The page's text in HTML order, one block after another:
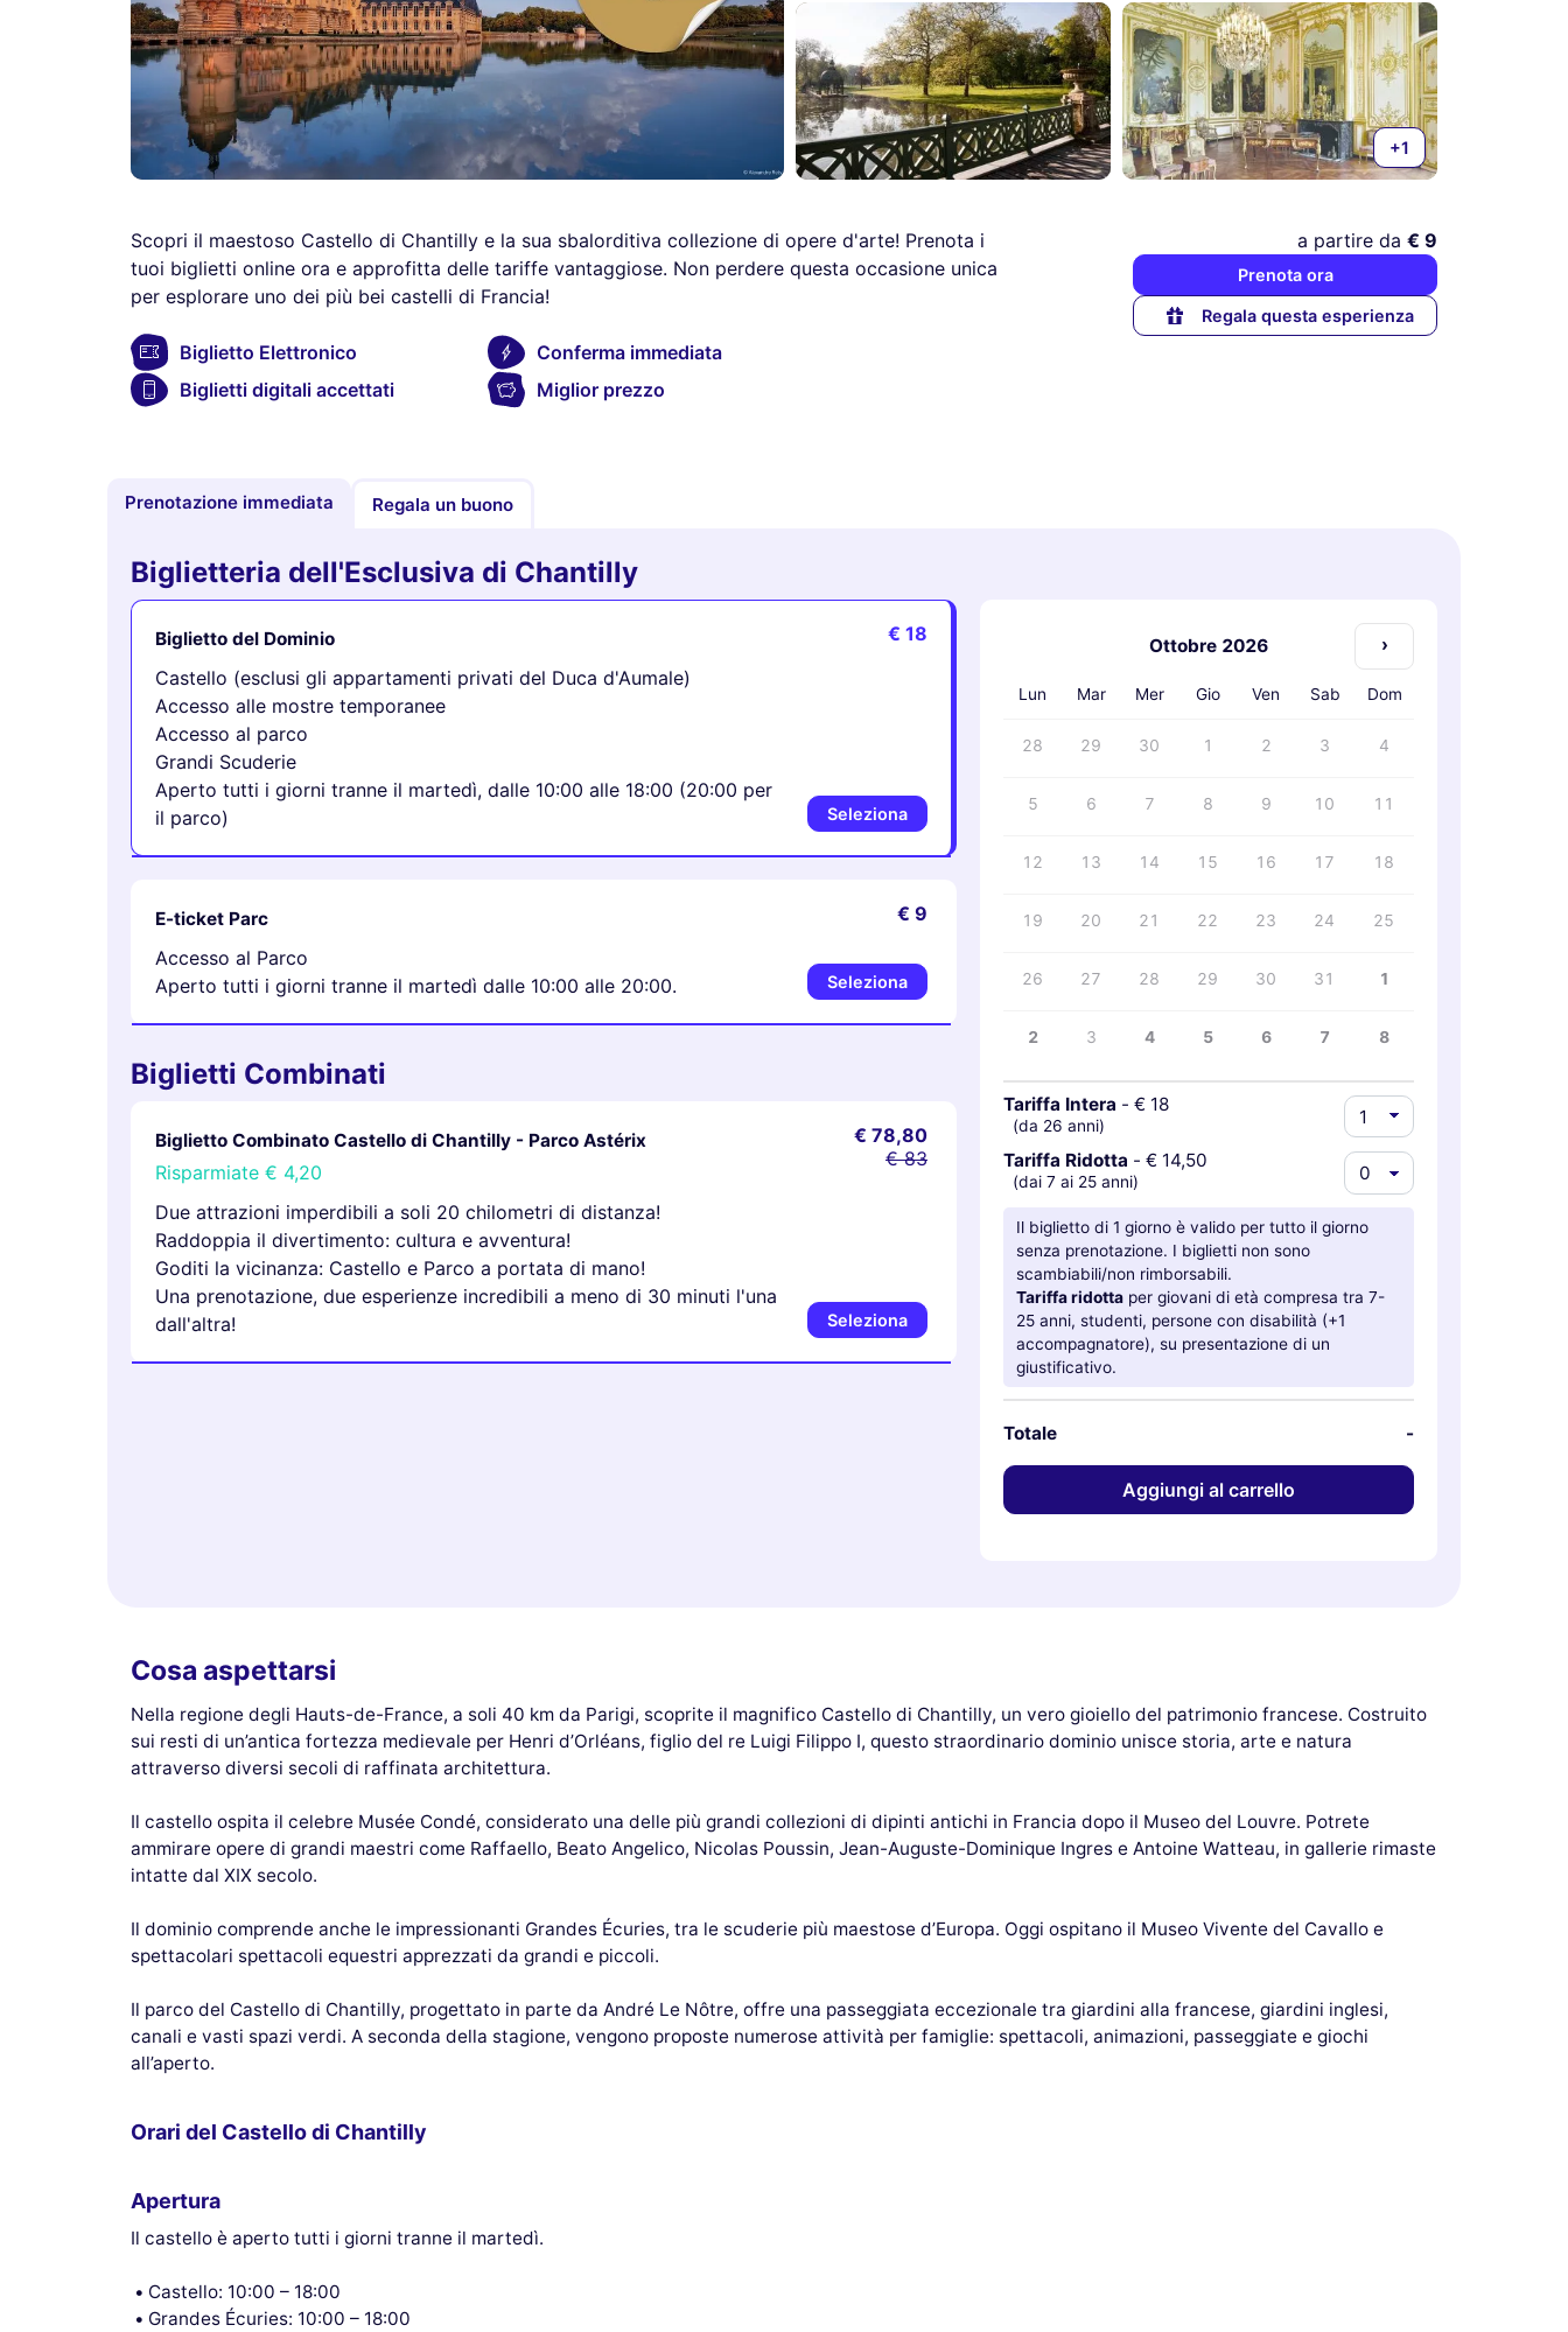
+1
Scopri il maestoso Castello di Chantilly e la sua sbalorditiva collezione di opere d'arte! Prenota i
tuoi biglietti online ora e approfitta delle tariffe vantaggiose. Non perdere questa occasione unica
per esplorare uno dei più bei castelli di Francia!
Biglietto Elettronico
Conferma immediata
Biglietti digitali accettati
Miglior prezzo
a partire da € 9
Prenota ora
Regala questa esperienza
Prenotazione immediata Regala un buono
Biglietteria dell'Esclusiva di Chantilly
Biglietto del Dominio
Castello (esclusi gli appartamenti privati ​​del Duca d'Aumale)
Accesso alle mostre temporanee
Accesso al parco
Grandi Scuderie
Aperto tutti i giorni tranne il martedì, dalle 10:00 alle 18:00 (20:00 per
il parco)
€ 18
Seleziona
E-ticket Parc
Accesso al Parco
Aperto tutti i giorni tranne il martedì dalle 10:00 alle 20:00.
€ 9
Seleziona
Biglietti Combinati
Biglietto Combinato Castello di Chantilly - Parco Astérix
Risparmiate € 4,20
Due attrazioni imperdibili a soli 20 chilometri di distanza!
Raddoppia il divertimento: cultura e avventura!
Goditi la vicinanza: Castello e Parco a portata di mano!
Una prenotazione, due esperienze incredibili a meno di 30 minuti l'una
dall'altra!
€ 78,80
€ 83
Seleziona
Ottobre 2026 ›
Lun Mar Mer Gio Ven Sab Dom
28 29 30 1 2 3 4
5 6 7 8 9 10 11
12 13 14 15 16 17 18
19 20 21 22 23 24 25
26 27 28 29 30 31 1
2 3 4 5 6 7 8
Tariffa Intera - € 18
(da 26 anni)
Tariffa Ridotta - € 14,50
(dai 7 ai 25 anni)
Il biglietto di 1 giorno è valido per tutto il giorno
senza prenotazione. I biglietti non sono
scambiabili/non rimborsabili.
Tariffa ridotta per giovani di età compresa tra 7-
25 anni, studenti, persone con disabilità (+1
accompagnatore), su presentazione di un
giustificativo.
Totale -
Aggiungi al carrello
Cosa aspettarsi
Nella regione degli Hauts-de-France, a soli 40 km da Parigi, scoprite il magnifico Castello di Chantilly, un vero gioiello del patrimonio francese. Costruito
sui resti di un’antica fortezza medievale per Henri d’Orléans, figlio del re Luigi Filippo I, questo straordinario dominio unisce storia, arte e natura
attraverso diversi secoli di raffinata architettura.
Il castello ospita il celebre Musée Condé, considerato una delle più grandi collezioni di dipinti antichi in Francia dopo il Museo del Louvre. Potrete
ammirare opere di grandi maestri come Raffaello, Beato Angelico, Nicolas Poussin, Jean-Auguste-Dominique Ingres e Antoine Watteau, in gallerie rimaste
intatte dal XIX secolo.
Il dominio comprende anche le impressionanti Grandes Écuries, tra le scuderie più maestose d’Europa. Oggi ospitano il Museo Vivente del Cavallo e
spettacolari spettacoli equestri apprezzati da grandi e piccoli.
Il parco del Castello di Chantilly, progettato in parte da André Le Nôtre, offre una passeggiata eccezionale tra giardini alla francese, giardini inglesi,
canali e vasti spazi verdi. A seconda della stagione, vengono proposte numerose attività per famiglie: spettacoli, animazioni, passeggiate e giochi
all’aperto.
Orari del Castello di Chantilly
Apertura
Il castello è aperto tutti i giorni tranne il martedì.
Castello: 10:00 – 18:00
Grandes Écuries: 10:00 – 18:00